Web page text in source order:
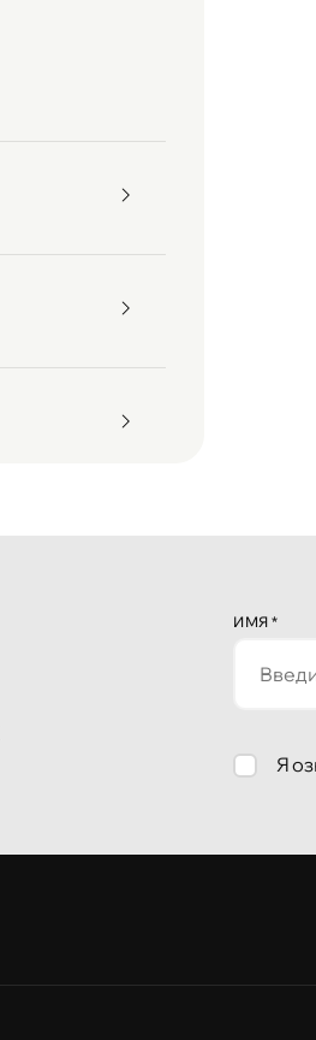
ИМЯ *
Я